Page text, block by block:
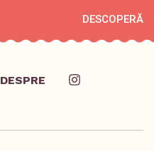
DESCOPERĂ
DESPRE